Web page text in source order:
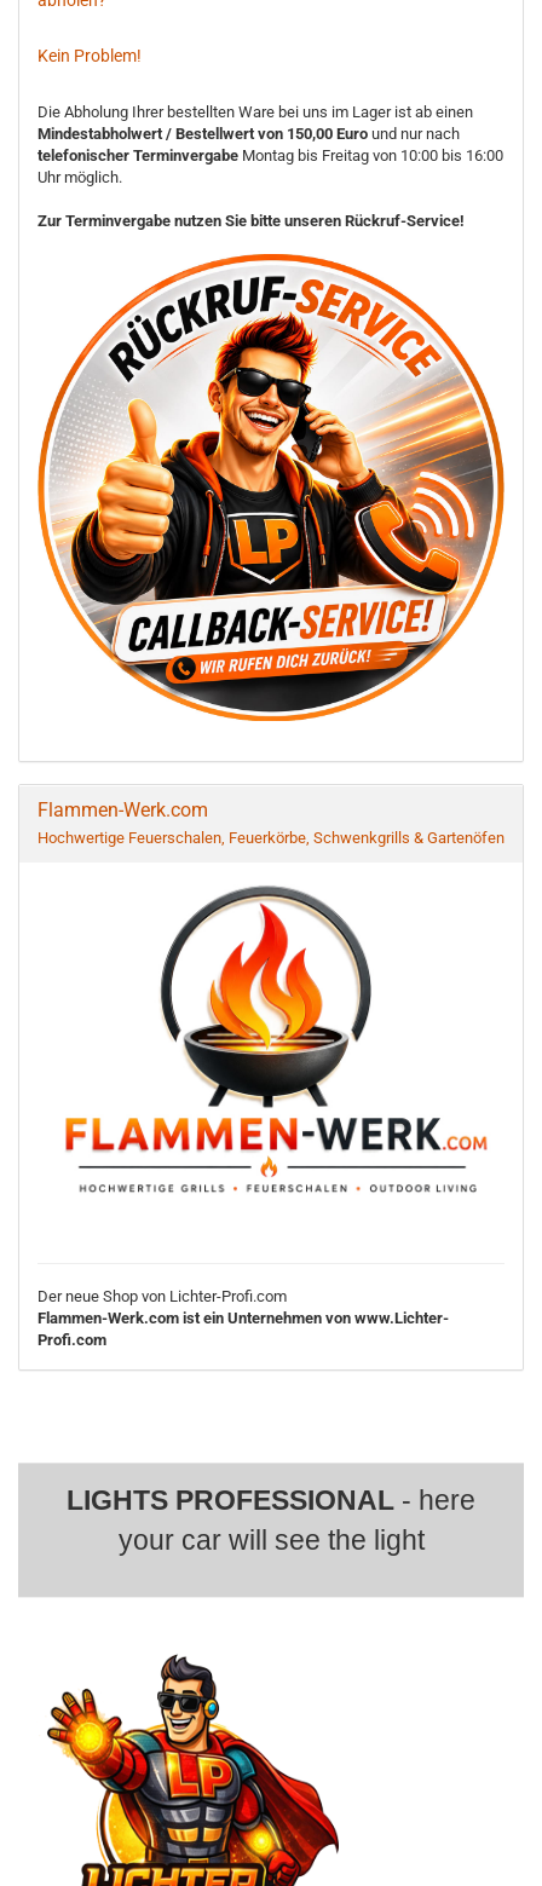
Kein Problem!
Die Abholung Ihrer bestellten Ware bei uns im Lager ist ab einen
Mindestabholwert / Bestellwert von 150,00 Euro und nur nach
telefonischer Terminvergabe Montag bis Freitag von 10:00 bis 16:00
Uhr möglich.
Zur Terminvergabe nutzen Sie bitte unseren Rückruf-Service!
Flammen-Werk.com
Hochwertige Feuerschalen, Feuerkörbe, Schwenkgrills & Gartenöfen
Der neue Shop von Lichter-Profi.com
Flammen-Werk.com ist ein Unternehmen von www.Lichter-
Profi.com
LIGHTS PROFESSIONAL - here
your car will see the light